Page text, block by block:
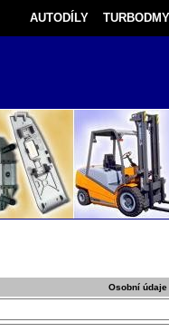
AUTODÍLY
Osobní údaje